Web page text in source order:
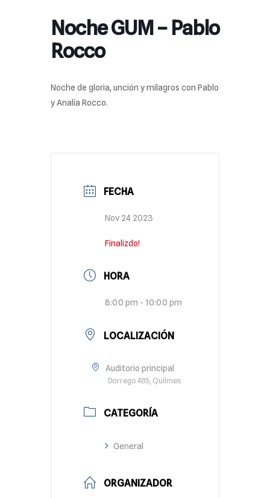
Noche GUM – Pablo
Rocco
Noche de gloria, unción y milagros con Pablo
y Analía Rocco.
FECHA
Nov 24 2023
Finalizdo!
HORA
8:00 pm - 10:00 pm
LOCALIZACIÓN
Auditorio principal
Dorrego 485, Quilmes
CATEGORÍA
General
ORGANIZADOR